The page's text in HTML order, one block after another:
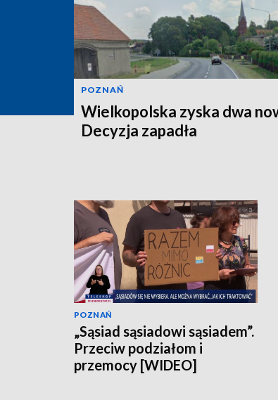
POZNAŃ
Wielkopolska zyska dwa
Decyzja zapadła
POZNAŃ
„Sąsiad sąsiadowi sąsiadem”.
Przeciw podziałom i
przemocy [WIDEO]